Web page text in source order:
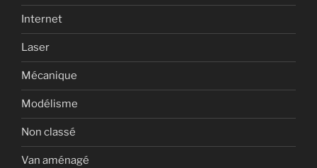
Internet
Laser
Mécanique
Modélisme
Non classé
Van aménagé